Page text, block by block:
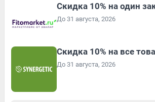
Скидка 10% на один
До 31 августа, 2026
Скидка 10% на все
До 31 августа, 2026